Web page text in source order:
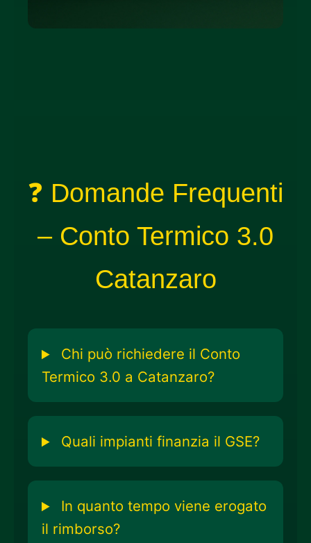
❓ Domande Frequenti
– Conto Termico 3.0
Catanzaro
Chi può richiedere il Conto
Termico 3.0 a Catanzaro?
Quali impianti finanzia il GSE?
In quanto tempo viene erogato
il rimborso?